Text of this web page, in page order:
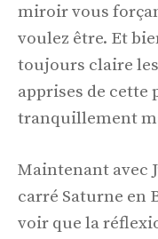
miroir vous
voulez être. Et
toujours claire
apprises de cette
tranquillement
Maintenant avec
carré Saturne en
voir que la